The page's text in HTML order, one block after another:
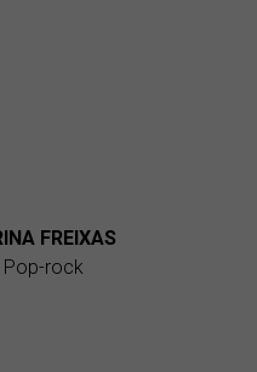
FREIXAS
Pop-rock